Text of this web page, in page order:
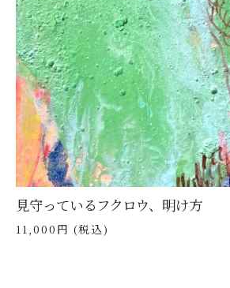
見守っているフクロウ、明け方
11,000円 (税込)